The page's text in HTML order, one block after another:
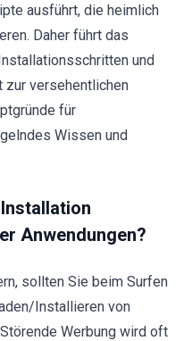
ausführt, die heimlich
Daher führt das
und
zur versehentlichen
für
Wissen und
Anwendungen?
sollten Sie beim Surfen
Installieren von
Werbung wird oft